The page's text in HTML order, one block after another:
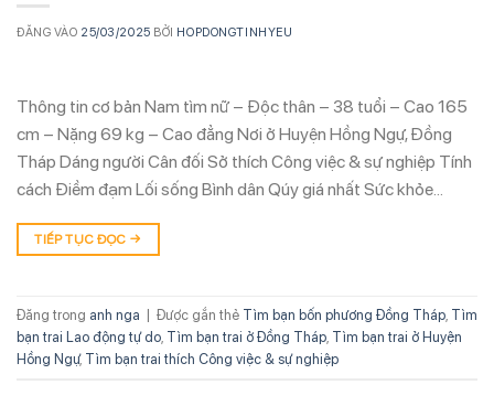
ĐĂNG VÀO 25/03/2025 BỞI HOPDONGTINHYEU
Thông tin cơ bản Nam tìm nữ – Độc thân – 38 tuổi – Cao 165
cm – Nặng 69 kg – Cao đẳng Nơi ở Huyện Hồng Ngự, Đồng
Tháp Dáng người Cân đối Sở thích Công việc & sự nghiệp Tính
cách Điềm đạm Lối sống Bình dân Qúy giá nhất Sức khỏe…
TIẾP TỤC ĐỌC →
Đăng trong anh nga | Được gắn thẻ Tìm bạn bốn phương Đồng Tháp Tìm
bạn trai Lao động tự do Tìm bạn trai ở Đồng Tháp Tìm bạn trai ở Huyện
Hồng Ngự, Tìm bạn trai thích Công việc & sự nghiệp